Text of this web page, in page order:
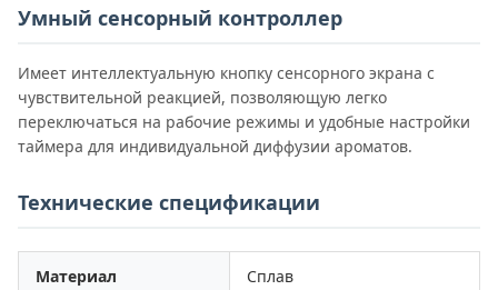
Умный сенсорный контроллер
Имеет интеллектуальную кнопку сенсорного экрана с
чувствительной реакцией, позволяющую легко
переключаться на рабочие режимы и удобные настройки
таймера для индивидуальной диффузии ароматов.
Технические спецификации
Материал Сплав